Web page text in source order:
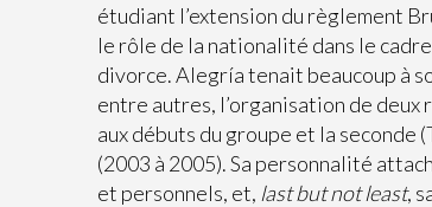
étudiant l’extension du règlement
le rôle de la nationalité dans le
divorce. Alegría tenait beaucoup à
entre autres, l’organisation de
aux débuts du groupe et la
(2003 à 2005). Sa personnalité
et personnels, et, last but not least,